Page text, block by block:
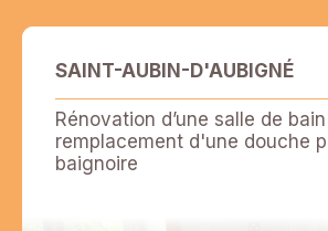
SAINT-AUBIN-D'AUBIGNÉ
Rénovation d’une salle de
remplacement d'une douche
baignoire